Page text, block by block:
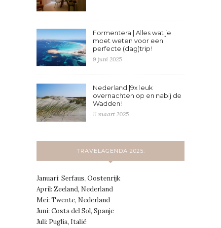
Formentera | Alles wat je
moet weten voor een
perfecte (dag)trip!
9 juni 2025
Nederland |9x leuk
overnachten op en nabij de
Wadden!
11 maart 2025
TRAVELAGENDA 2025:
Januari: Serfaus, Oostenrijk
April: Zeeland, Nederland
Mei: Twente, Nederland
Juni: Costa del Sol, Spanje
Juli: Puglia, Italië